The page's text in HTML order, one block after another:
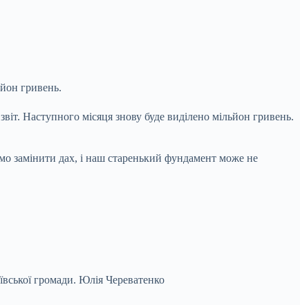
гривень.
Наступного місяця знову буде виділено мільйон гривень.
замінити дах, і наш старенький фундамент може не
громади. Юлія Череватенко